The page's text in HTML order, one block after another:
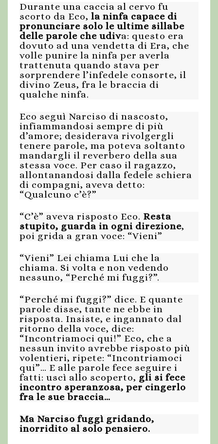
Durante una caccia al cervo fu
scorto da Eco, la ninfa capace di
pronunciare solo le ultime sillabe
delle parole che udiva: questo era
dovuto ad una vendetta di Era, che
volle punire la ninfa per averla
trattenuta quando stava per
sorprendere l’infedele consorte, il
divino Zeus, fra le braccia di
qualche ninfa.
Eco seguì Narciso di nascosto,
infiammandosi sempre di più
d’amore; desiderava rivolgergli
tenere parole, ma poteva soltanto
mandargli il reverbero della sua
stessa voce. Per caso il ragazzo,
allontanandosi dalla fedele schiera
di compagni, aveva detto:
“Qualcuno c’è?”
“C’è” aveva risposto Eco. Resta
stupito, guarda in ogni direzione,
poi grida a gran voce: “Vieni”
“Vieni” Lei chiama Lui che la
chiama. Si volta e non vedendo
nessuno, “Perché mi fuggi?”.
“Perché mi fuggi?” dice. E quante
parole disse, tante ne ebbe in
risposta. Insiste, e ingannato dal
ritorno della voce, dice:
“Incontriamoci qui!” Eco, che a
nessun invito avrebbe risposto più
volentieri, ripete: “Incontriamoci
qui”… E alle parole fece seguire i
fatti: uscì allo scoperto, gli si fece
incontro speranzosa, per cingerlo
fra le sue braccia…
Ma Narciso fuggì gridando,
inorridito al solo pensiero.